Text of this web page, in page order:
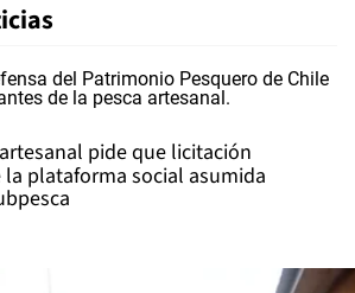
pide que licitación
plataforma social asumida